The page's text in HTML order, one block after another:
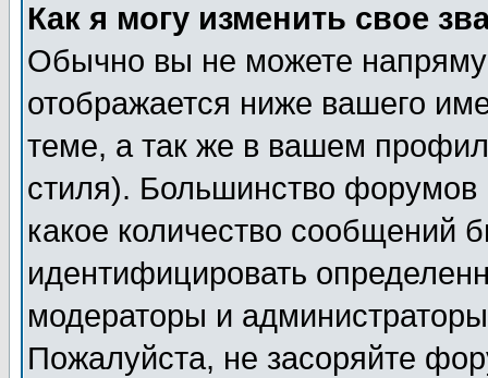
Как я могу изменить свое
Обычно вы не можете
отображается ниже вашего
теме, а так же в вашем
стиля). Большинство форумов
какое количество сообщений
идентифицировать
модераторы и
Пожалуйста, не засоряйте